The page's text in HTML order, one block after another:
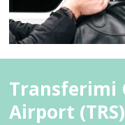
Transferimi
Airport